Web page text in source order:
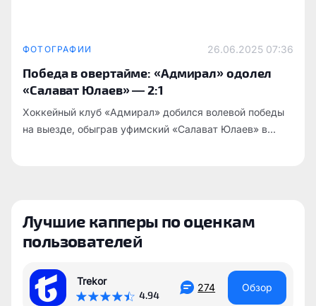
ФОТОГРАФИИ 26.06.2025 07:36
Победа в овертайме: «Адмирал» одолел
«Салават Юлаев» — 2:1
Хоккейный клуб «Адмирал» добился волевой победы
на выезде, обыграв уфимский «Салават Юлаев» в...
Лучшие капперы по оценкам
пользователей
Trekor
4.94
274 Обзор